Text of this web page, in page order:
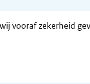
vooraf zekerheid